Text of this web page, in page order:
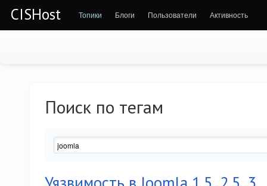
CISHost Топики Блоги Пользователи Активность
Поиск по тегам